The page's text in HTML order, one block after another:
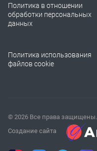
Политика в отношении
обработки персональных
данных
Политика использования
файлов cookie
© 2026 Все права защищены.
Создание сайта